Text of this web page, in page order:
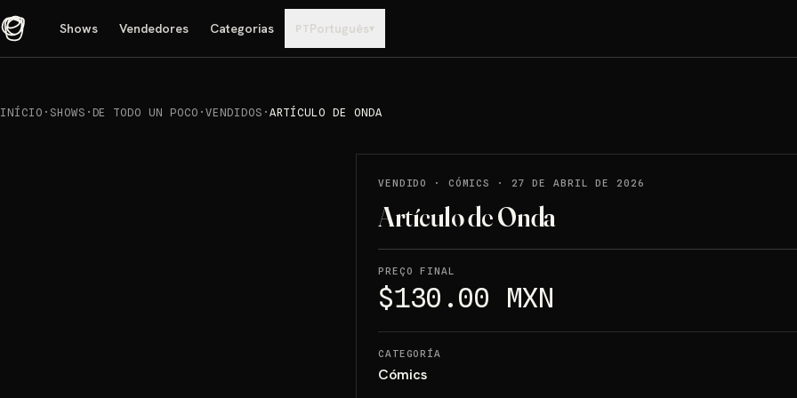
Shows Vendedores Categorias PTPortuguês▾
INÍCIO · SHOWS · DE TODO UN POCO · VENDIDOS · ARTÍCULO DE ONDA
VENDIDO · CÓMICS · 27 DE ABRIL DE 2026
Artículo de Onda
PREÇO FINAL
$130.00 MXN
CATEGORÍA
Cómics